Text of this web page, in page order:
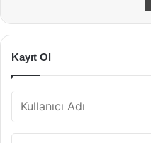
Kayıt Ol